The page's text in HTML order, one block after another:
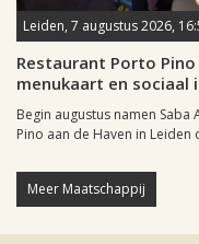
Leiden, 7 augustus 2026,
Restaurant Porto
menukaart en
Begin augustus namen Saba
Pino aan de Haven in Leiden
Meer Maatschappij